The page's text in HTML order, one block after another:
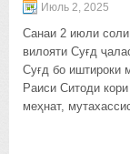
Июль 2, 2025
Санаи 2 июли
вилояти Суғд
Суғд бо иштироки
Раиси Ситоди
меҳнат,